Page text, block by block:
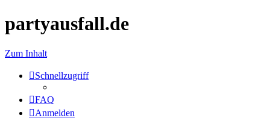
partyausfall.de
Zum Inhalt
Schnellzugriff
FAQ
Anmelden